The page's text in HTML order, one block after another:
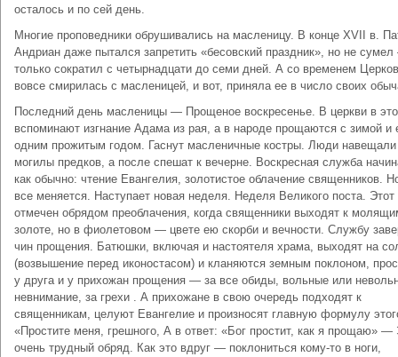
осталось и по сей день.
Многие проповедники обрушивались на масленицу. В конце XVII в.
Андриан даже пытался запретить «бесовский праздник», но не
только сократил с четырнадцати до семи дней. А со временем
вовсе смирилась с масленицей, и вот, приняла ее в число своих
Последний день масленицы — Прощеное воскресенье. В церкви в
вспоминают изгнание Адама из рая, а в народе прощаются с зимой и
одним прожитым годом. Гаснут масленичные костры. Люди навещали
могилы предков, а после спешат к вечерне. Воскресная служба
как обычно: чтение Евангелия, золотистое облачение священников.
все меняется. Наступает новая неделя. Неделя Великого поста. Этот
отмечен обрядом преоблачения, когда священники выходят к
золоте, но в фиолетовом — цвете ею скорби и вечности. Службу
чин прощения. Батюшки, включая и настоятеля храма, выходят на
(возвышение перед иконостасом) и кланяются земным поклоном,
у друга и у прихожан прощения — за все обиды, вольные или
невнимание, за грехи . А прихожане в свою очередь подходят к
священникам, целуют Евангелие и произносят главную формулу
«Простите меня, грешного, А в ответ: «Бог простит, как я прощаю» —
очень трудный обряд. Как это вдруг — поклониться кому-то в ноги,